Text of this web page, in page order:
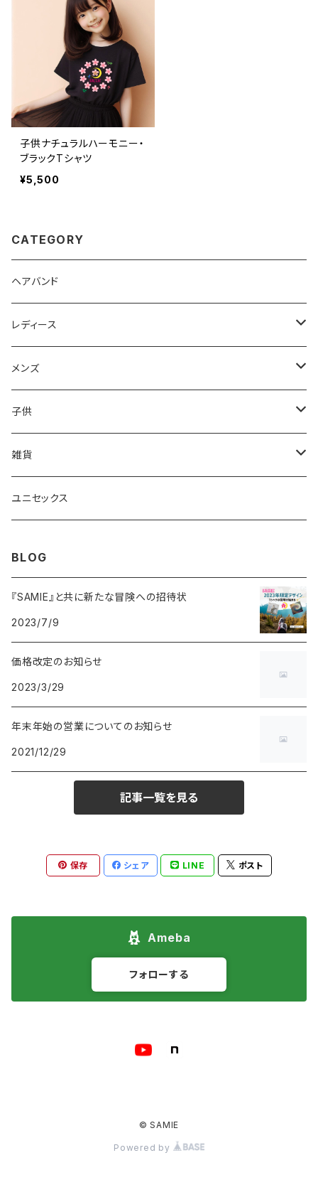
子供ナチュラルハーモニー・
ブラックTシャツ
¥5,500
CATEGORY
ヘアバンド
レディース
Tシャツ
ポロシャツ
ロングTシャツ
ショートパンツ
ジップパーカー
ワンピース
メンズ
ポロシャツ
ロングTシャツ
Tシャツ
子供
Tシャツ
トレーナ―
雑貨
マグカップ
ユニセックス
BLOG
『SAMIE』と共に新たな冒険への招待状
2023/7/9
価格改定のお知らせ
2023/3/29
年末年始の営業についてのお知らせ
2021/12/29
記事一覧を見る
保存 シェア LINE ポスト
Ameba
フォローする
© SAMIE
Powered by